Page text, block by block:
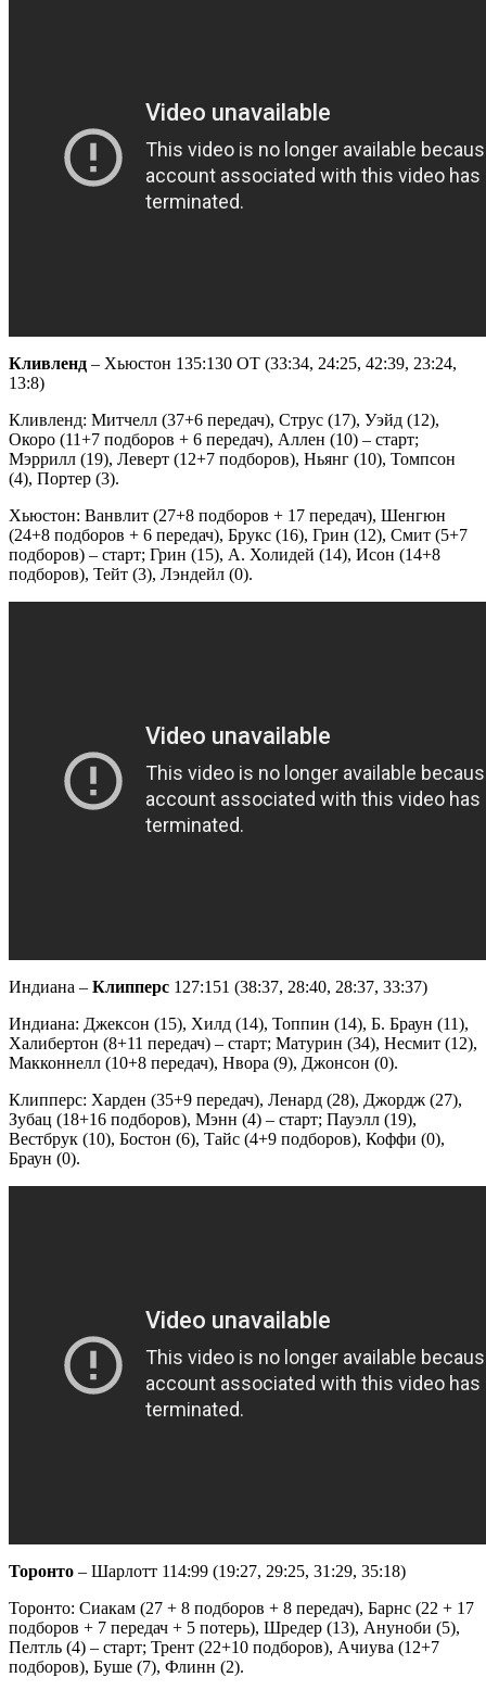
Кливленд – Хьюстон 135:130 OT (33:34, 24:25, 42:39, 23:24,
13:8)
Кливленд: Митчелл (37+6 передач), Струс (17), Уэйд (12),
Окоро (11+7 подборов + 6 передач), Аллен (10) – старт;
Мэррилл (19), Леверт (12+7 подборов), Ньянг (10), Томпсон
(4), Портер (3).
Хьюстон: Ванвлит (27+8 подборов + 17 передач), Шенгюн
(24+8 подборов + 6 передач), Брукс (16), Грин (12), Смит (5+7
подборов) – старт; Грин (15), А. Холидей (14), Исон (14+8
подборов), Тейт (3), Лэндейл (0).
Индиана – Клипперс 127:151 (38:37, 28:40, 28:37, 33:37)
Индиана: Джексон (15), Хилд (14), Топпин (14), Б. Браун (11),
Халибертон (8+11 передач) – старт; Матурин (34), Несмит (12),
Макконнелл (10+8 передач), Нвора (9), Джонсон (0).
Клипперс: Харден (35+9 передач), Ленард (28), Джордж (27),
Зубац (18+16 подборов), Мэнн (4) – старт; Пауэлл (19),
Вестбрук (10), Бостон (6), Тайс (4+9 подборов), Коффи (0),
Браун (0).
Торонто – Шарлотт 114:99 (19:27, 29:25, 31:29, 35:18)
Торонто: Сиакам (27 + 8 подборов + 8 передач), Барнс (22 + 17
подборов + 7 передач + 5 потерь), Шредер (13), Ануноби (5),
Пелтль (4) – старт; Трент (22+10 подборов), Ачиува (12+7
подборов), Буше (7), Флинн (2).